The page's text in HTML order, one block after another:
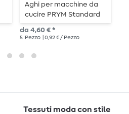
Aghi per macchine da
cucire PRYM Standard
da 4,60 € *
5 Pezzo | 0,92 € / Pezzo
Tessuti moda con stile